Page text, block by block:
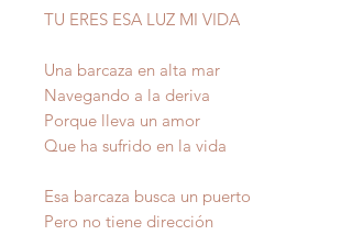
TU ERES ESA LUZ MI VIDA
Una barcaza en alta mar
Navegando a la deriva
Porque lleva un amor
Que ha sufrido en la vida
Esa barcaza busca un puerto
Pero no tiene dirección